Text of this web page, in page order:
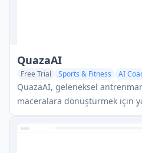
QuazaAI
Free Trial Sports & Fitness AI
QuazaAI, geleneksel
maceralara dönüştürmek için
teknolojisi ve oyun
fitness platformudur.